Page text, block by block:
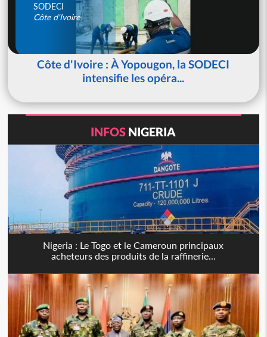
SODECI
Côte d'Ivoire
Côte d'Ivoire : À Yopougon, la SODECI
intensifie les opéra...
INFOS NIGERIA
Nigeria : Le Togo et le Cameroun principaux
acheteurs des produits de la raffinerie...